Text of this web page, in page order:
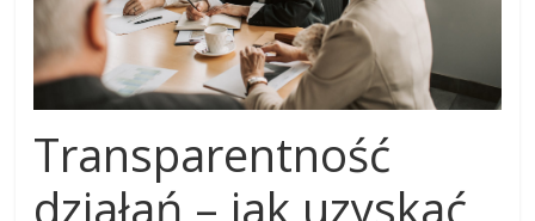
Transparentność
działań – jak uzyskać